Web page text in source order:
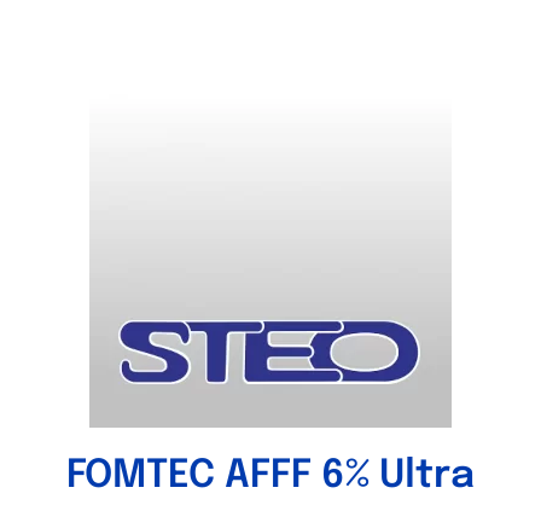
FOMTEC AFFF 6% Ultra